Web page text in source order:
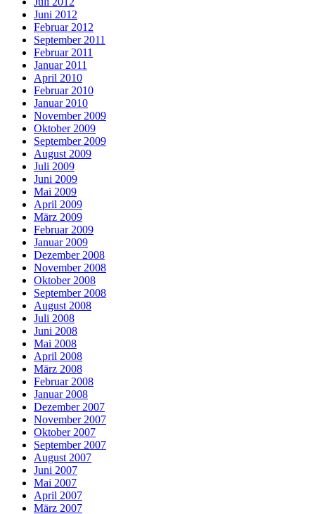
Juni 2012
Februar 2012
September 2011
Februar 2011
Januar 2011
April 2010
Februar 2010
Januar 2010
November 2009
Oktober 2009
September 2009
August 2009
Juli 2009
Juni 2009
Mai 2009
April 2009
März 2009
Februar 2009
Januar 2009
Dezember 2008
November 2008
Oktober 2008
September 2008
August 2008
Juli 2008
Juni 2008
Mai 2008
April 2008
März 2008
Februar 2008
Januar 2008
Dezember 2007
November 2007
Oktober 2007
September 2007
August 2007
Juni 2007
Mai 2007
April 2007
März 2007